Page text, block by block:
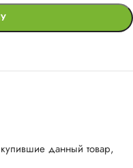
данный товар,